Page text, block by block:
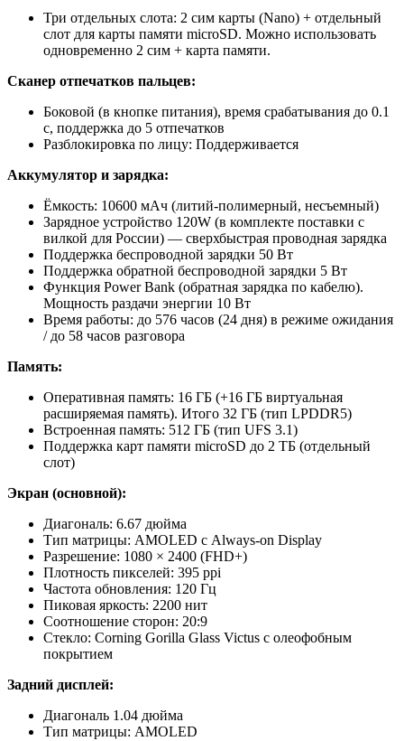
Три отдельных слота: 2 сим карты (Nano) + отдельный
слот для карты памяти microSD. Можно использовать
одновременно 2 сим + карта памяти.
Сканер отпечатков пальцев:
Боковой (в кнопке питания), время срабатывания до 0.1
с, поддержка до 5 отпечатков
Разблокировка по лицу: Поддерживается
Аккумулятор и зарядка:
Ёмкость: 10600 мАч (литий-полимерный, несъемный)
Зарядное устройство 120W (в комплекте поставки с
вилкой для России) — сверхбыстрая проводная зарядка
Поддержка беспроводной зарядки 50 Вт
Поддержка обратной беспроводной зарядки 5 Вт
Функция Power Bank (обратная зарядка по кабелю).
Мощность раздачи энергии 10 Вт
Время работы: до 576 часов (24 дня) в режиме ожидания
/ до 58 часов разговора
Память:
Оперативная память: 16 ГБ (+16 ГБ виртуальная
расширяемая память). Итого 32 ГБ (тип LPDDR5)
Встроенная память: 512 ГБ (тип UFS 3.1)
Поддержка карт памяти microSD до 2 ТБ (отдельный
слот)
Экран (основной):
Диагональ: 6.67 дюйма
Тип матрицы: AMOLED с Always-on Display
Разрешение: 1080 × 2400 (FHD+)
Плотность пикселей: 395 ppi
Частота обновления: 120 Гц
Пиковая яркость: 2200 нит
Соотношение сторон: 20:9
Стекло: Corning Gorilla Glass Victus с олеофобным
покрытием
Задний дисплей:
Диагональ 1.04 дюйма
Тип матрицы: AMOLED